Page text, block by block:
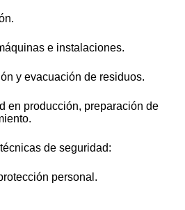
e instalaciones.
y evacuación de residuos.
en producción, preparación de
de seguridad:
personal.